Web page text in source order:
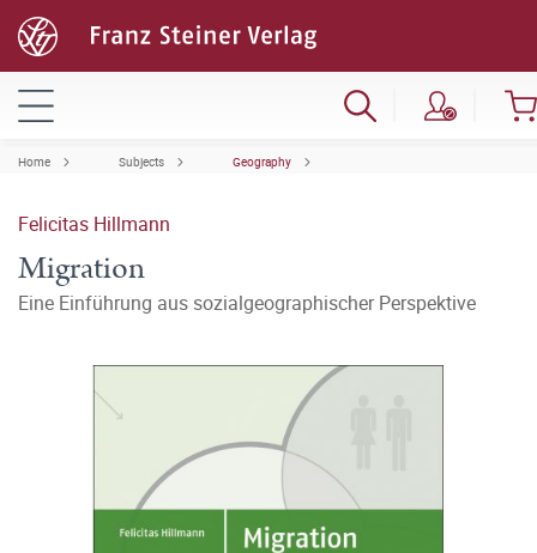
Home Subjects Geography
Felicitas Hillmann
Migration
Eine Einführung aus sozialgeographischer Perspektive